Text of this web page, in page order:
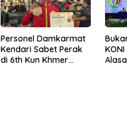
Personel Damkarmat
Kendari Sabet Perak
di 6th Kun Khmer